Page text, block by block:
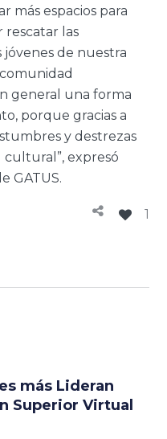
más espacios para
rescatar las
jóvenes de nuestra
general una forma
porque gracias a
y destrezas
expresó
GATUS.
1
más Lideran
Superior Virtual